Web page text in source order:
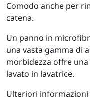
Comodo anche per
catena.
Un panno in
una vasta gamma di
morbidezza offre
lavato in lavatrice.
Ulteriori